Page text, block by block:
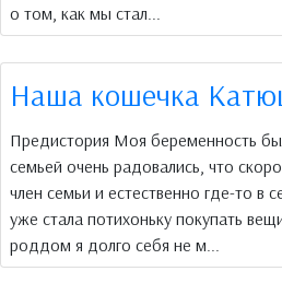
о том, как мы стал...
Наша кошечка
Предистория Моя беременность
семьей очень радовались, что
член семьи и естественно где-то в
уже стала потихоньку покупать
роддом я долго себя не м...